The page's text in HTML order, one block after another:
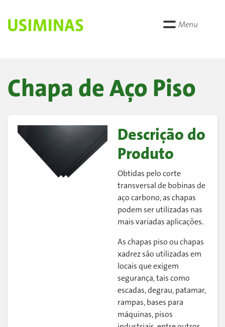
Menu
Chapa de Aço Piso
Descrição do
Produto
Obtidas pelo corte
transversal de bobinas de
aço carbono, as chapas
podem ser utilizadas nas
mais variadas aplicações.
As chapas piso ou chapas
xadrez são utilizadas em
locais que exigem
segurança, tais como
escadas, degrau, patamar,
rampas, bases para
máquinas, pisos